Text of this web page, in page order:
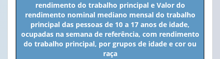
rendimento do trabalho principal e Valor do
rendimento nominal mediano mensal do trabalho
principal das pessoas de 10 a 17 anos de idade,
ocupadas na semana de referência, com rendimento
do trabalho principal, por grupos de idade e cor ou
raça